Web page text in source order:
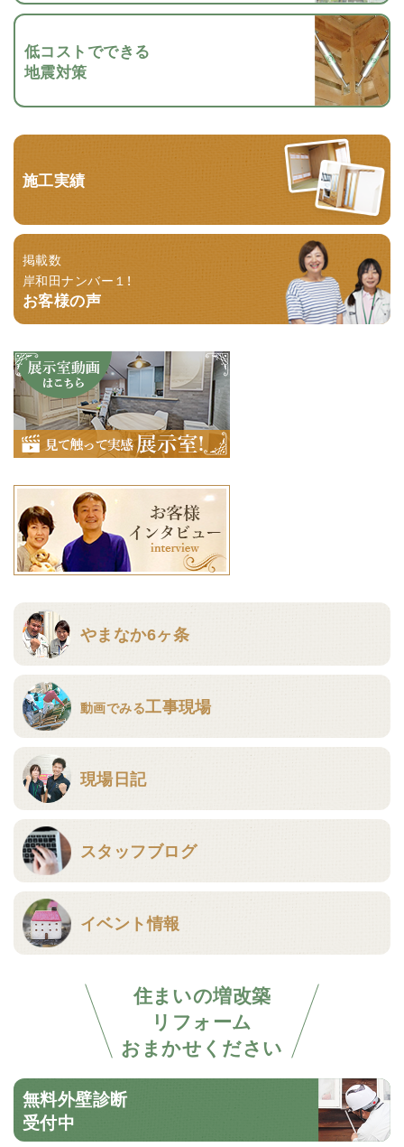
低コストでできる
地震対策
施工実績
掲載数
岸和田ナンバー１！
お客様の声
やまなか6ヶ条
動画でみる工事現場
現場日記
スタッフブログ
イベント情報
住まいの増改築
リフォーム
おまかせください
無料外壁診断
受付中